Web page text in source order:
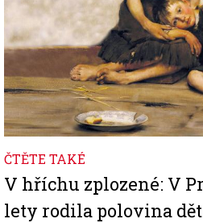
ČTĚTE TAKÉ
V hříchu zplozené: V
lety rodila polovina